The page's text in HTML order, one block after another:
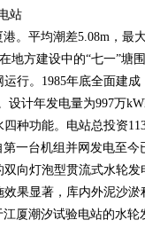
站
。平均潮差5.08m，最
地方建设中的“七一”塘
行。1985年底全面建
设计年发电量为997万
种功能。电站总投资
一台机组并网发电至今
向灯泡型贯流式水轮
果显著，库内外泥沙淤
厦潮汐试验电站的水轮